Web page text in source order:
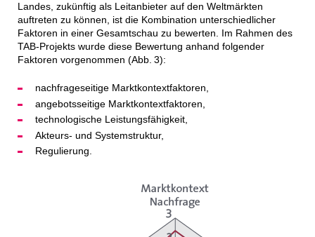
Landes, zukünftig als Leitanbieter auf den Weltmärkten
auftreten zu können, ist die Kombination unterschiedlicher
Faktoren in einer Gesamtschau zu bewerten. Im Rahmen des
TAB-Projekts wurde diese Bewertung anhand folgender
Faktoren vorgenommen (Abb. 3):
nachfrageseitige Marktkontextfaktoren,
angebotsseitige Marktkontextfaktoren,
technologische Leistungsfähigkeit,
Akteurs- und Systemstruktur,
Regulierung.